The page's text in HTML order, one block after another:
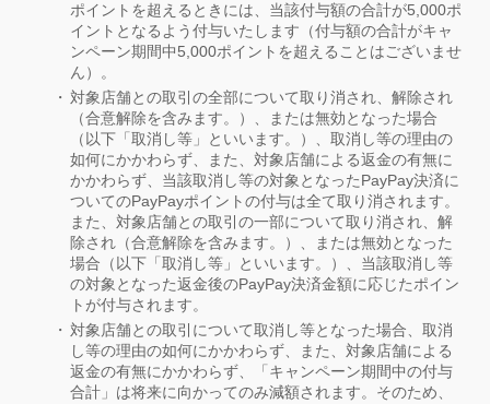
ポイントを超えるときには、当該付与額の合計が5,000ポ
イントとなるよう付与いたします（付与額の合計がキャ
ンペーン期間中5,000ポイントを超えることはございませ
ん）。
対象店舗との取引の全部について取り消され、解除され
（合意解除を含みます。）、または無効となった場合
（以下「取消し等」といいます。）、取消し等の理由の
如何にかかわらず、また、対象店舗による返金の有無に
かかわらず、当該取消し等の対象となったPayPay決済に
ついてのPayPayポイントの付与は全て取り消されます。
また、対象店舗との取引の一部について取り消され、解
除され（合意解除を含みます。）、または無効となった
場合（以下「取消し等」といいます。）、当該取消し等
の対象となった返金後のPayPay決済金額に応じたポイン
トが付与されます。
対象店舗との取引について取消し等となった場合、取消
し等の理由の如何にかかわらず、また、対象店舗による
返金の有無にかかわらず、「キャンペーン期間中の付与
合計」は将来に向かってのみ減額されます。そのため、